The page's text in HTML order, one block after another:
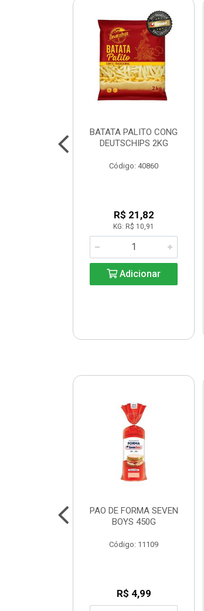
BATATA PALITO CONG
DEUTSCHIPS 2KG
Código: 40860
R$ 21,82
KG: R$ 10,91
Adicionar
PAO DE FORMA SEVEN
BOYS 450G
Código: 11109
R$ 4,99